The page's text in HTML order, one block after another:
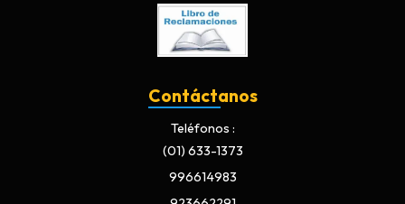
Contáctanos
Teléfonos
(01) 633-1373
996614983